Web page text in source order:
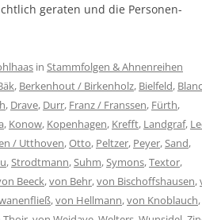
geraten und die Personen-
in Stammfolgen & Ahnenreihen
, Berkenhout / Birkenholz, Bielfeld,
, Drave, Durr, Franz / Franssen, Fürth,
, Konow, Kopenhagen, Krefft, Landgraf,
/ Utthoven,Otto, Peltzer, Peyer,Sand,
,Strodtmann,Suhm,Symons,Textor,
Beeck,von Behr,von Bischoffshausen,
,von Hellmann,von Knoblauch,